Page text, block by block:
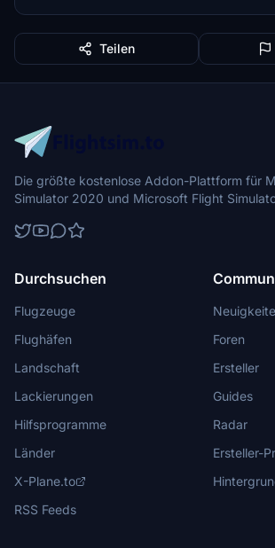
Teilen
Die größte kostenlose Addon-Plattform für
Simulator 2020 und Microsoft Flight
Durchsuchen
Flugzeuge
Flughäfen
Landschaft
Lackierungen
Hilfsprogramme
Länder
X-Plane.to
RSS Feeds
Foren
Ersteller
Guides
Radar
Ersteller-